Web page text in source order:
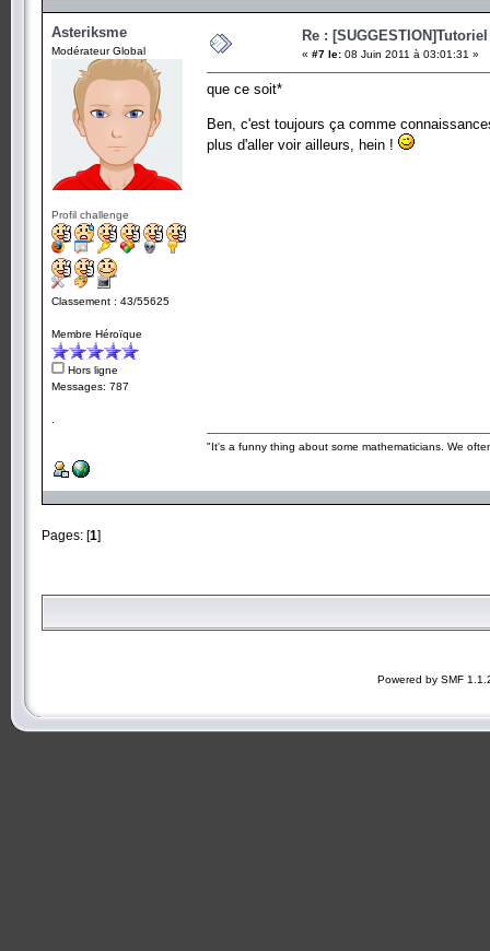
Asteriksme
Modérateur Global
Profil challenge
Classement : 43/55625
Membre Héroïque
Hors ligne
Messages: 787
Re : [SUGGESTION]Tutoriel
« #7 le: 08 Juin 2011 à 03:01:31 »
que ce soit*
Ben, c'est toujours ça comme
plus d'aller voir ailleurs, hein !
"It's a funny thing about some mathematicians. We
Pages: [1]
Powered by SMF